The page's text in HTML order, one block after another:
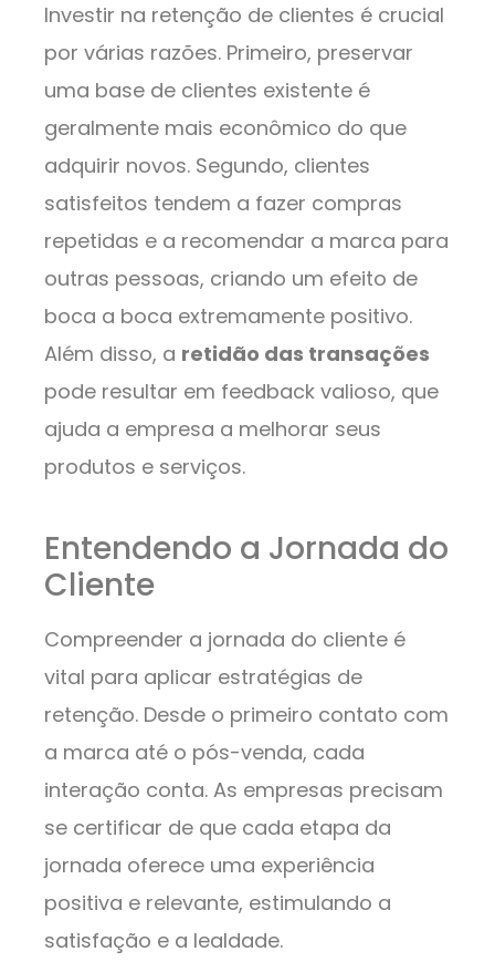
Investir na retenção de clientes é crucial
por várias razões. Primeiro, preservar
uma base de clientes existente é
geralmente mais econômico do que
adquirir novos. Segundo, clientes
satisfeitos tendem a fazer compras
repetidas e a recomendar a marca para
outras pessoas, criando um efeito de
boca a boca extremamente positivo.
Além disso, a retidão das transações
pode resultar em feedback valioso, que
ajuda a empresa a melhorar seus
produtos e serviços.
Entendendo a Jornada do
Cliente
Compreender a jornada do cliente é
vital para aplicar estratégias de
retenção. Desde o primeiro contato com
a marca até o pós-venda, cada
interação conta. As empresas precisam
se certificar de que cada etapa da
jornada oferece uma experiência
positiva e relevante, estimulando a
satisfação e a lealdade.